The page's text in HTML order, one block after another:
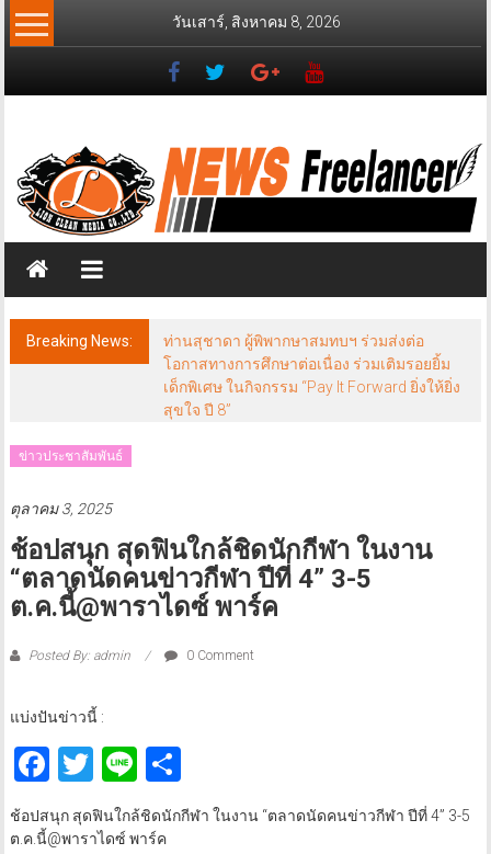
Skip
to
วันเสาร์, สิงหาคม 8, 2026
News
Freelancer
วส์
ฟรี
แลน
เซอร์
Breaking News:
ท่านสุชาดา ผู้พิพากษาสมทบฯ ร่วมส่งต่อ
โอกาสทางการศึกษาต่อเนื่อง ร่วมเติมรอยยิ้ม
เด็กพิเศษ ในกิจกรรม “Pay It Forward ยิ่งให้ยิ่ง
สุขใจ ปี 8”
ข่าวประชาสัมพันธ์
ตุลาคม 3, 2025
ช้อปสนุก สุดฟินใกล้ชิดนักกีฬา ในงาน
“ตลาดนัดคนข่าวกีฬา ปีที่ 4” 3-5
ต.ค.นี้@พาราไดซ์ พาร์ค
Posted By: admin 0 Comment
แบ่งปันข่าวนี้ :
Facebook
Twitter
LineShare
ช้อปสนุก สุดฟินใกล้ชิดนักกีฬา ในงาน “ตลาดนัดคนข่าวกีฬา ปีที่ 4” 3-5
ต.ค.นี้@พาราไดซ์ พาร์ค